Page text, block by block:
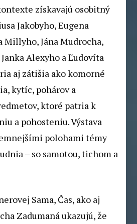
získavajú osobitný
Jakobyho, Eugena
Millyho, Jána Mudrocha,
Alexyho a Ľudovíta
aj zátišia ako komorné
kytíc, pohárov a
ktoré patria k
a pohosteniu. Výstava
polohami témy
– so samotou, tichom a
Sama, Čas, ako aj
Zadumaná ukazujú, že